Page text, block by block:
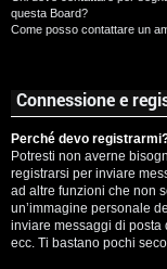
questa Board?
Come posso contattare un
Connessione e
Perché devo
Potresti non averne
registrarsi per inviare
ad altre funzioni che non
un’immagine personale
inviare messaggi di posta
ecc. Ti bastano pochi